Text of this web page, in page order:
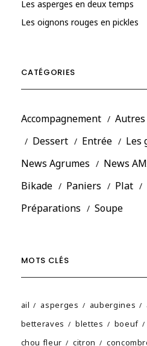
Les asperges en deux temps
Les oignons rouges en pickles
CATÉGORIES
Accompagnement
Dessert
Entrée
Les
News Agrumes
News
Bikade
Paniers Plat
Préparations
Soupe
MOTS CLÉS
ail asperges aubergines
betteraves
blettes boeuf
chou fleur
citron